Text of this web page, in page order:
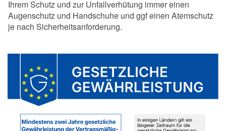
Ihrem Schutz und zur Unfallverhütung immer einen
Augenschutz und Handschuhe und ggf einen Atemschutz
je nach Sicherheitsanforderung.